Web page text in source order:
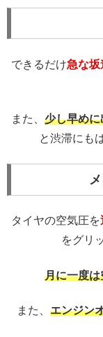
できるだけ急な坂
また、 少し早めに
と渋滞にも
タイヤの空気圧を
をグリ
月に一度
また、 エンジン